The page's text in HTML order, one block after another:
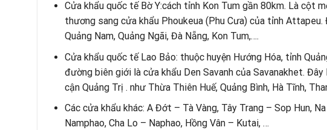
Cửa khẩu quốc tế Bờ Y:cách tỉnh Kon Tum gần 80km. Là cột
thương sang cửa khẩu Phoukeua (Phu Cưa) của tỉnh
Quảng Nam, Quảng Ngãi, Đà Nẵng, Kon Tum,….
Cửa khẩu quốc tế Lao Bảo: thuộc huyện Hướng Hóa, tỉnh
đường biên giới là cửa khẩu Den Savanh của Savanakhet.
cận Quảng Trị . như Thừa Thiên Huế, Quảng Bình, Hà Tĩnh,
Các cửa khẩu khác: A Đớt – Tà Vàng, Tây Trang – Sop Hun,
Namphao, Cha Lo – Naphao, Hồng Vân – Kutai, …